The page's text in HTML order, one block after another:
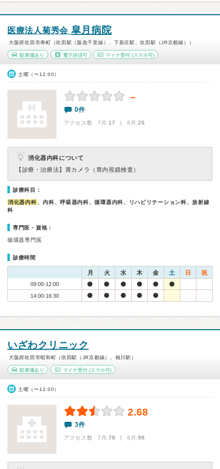
医療法人菊秀会 皐月病院
大阪府吹田市寿町（吹田駅（阪急千里線）、下新庄駅、吹田駅（JR京都線））
駐車場あり 電子決済可 マイナ受付 (スマホ可)
土曜（〜12:00）
－
0件
アクセス数 7月:17 | 6月:25
消化器内科について
【診療・治療法】 胃カメラ（胃内視鏡検査）
診療科目：
消化器内科 、内科、呼吸器内科、循環器内科、リハビリテーション科、放射線
科
専門医・資格：
循環器専門医
診療時間
月 火 水 木 金 土 日 祝
09:00-12:00
14:00-16:30
いざわクリニック
大阪府吹田市昭和町（吹田駅（JR京都線）、相川駅）
駐車場あり マイナ受付(スマホ可)
土曜（〜12:00）
2.68
3件
アクセス数 7月:79 | 6月:98